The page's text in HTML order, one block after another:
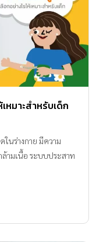
หมาะสำหรับเด็ก
นร่างกาย มีความ
ามเนื้อ ระบบประสาท